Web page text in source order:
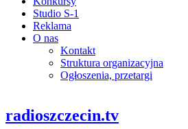
Studio S-1
Reklama
O nas
Kontakt
Struktura organizacyjna
Ogłoszenia, przetargi
radioszczecin.tv